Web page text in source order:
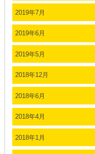
2019年7月
2019年6月
2019年5月
2018年12月
2018年6月
2018年4月
2018年1月